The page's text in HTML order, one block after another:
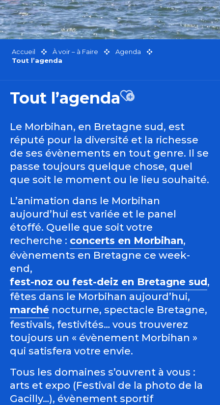
Accueil À voir – à Faire
Agenda
Tout l’agenda
Tout l’agendaAjouter aux
Le Morbihan, en Bretagne sud, est
réputé pour la diversité et la richesse
de ses évènements en tout genre. Il se
passe toujours quelque chose, quel
que soit le moment ou le lieu souhaité.
L’animation dans le Morbihan
aujourd’hui est variée et le panel
étoffé. Quelle que soit votre
recherche : concerts en Morbihan,
évènements en Bretagne ce week-
end,
fest-noz ou fest-deiz en Bretagne sud,
fêtes dans le Morbihan aujourd’hui,
marché nocturne, spectacle Bretagne,
festivals, festivités… vous trouverez
toujours un « évènement Morbihan »
qui satisfera votre envie.
Tous les domaines s’ouvrent à vous :
arts et expo (Festival de la photo de la
Gacilly…), évènement sportif